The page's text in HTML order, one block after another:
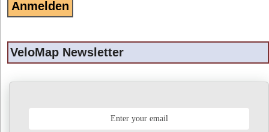
VeloMap Newsletter